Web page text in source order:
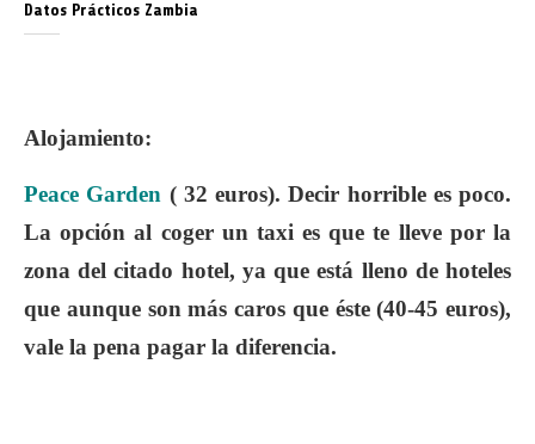
Datos Prácticos Zambia
Alojamiento:
Peace Garden ( 32 euros).Decir horrible es poco.
La opción al coger un taxi es que te lleve por la
zona del citado hotel, ya que está lleno de hoteles
que aunque son más caros que éste (40-45 euros),
vale la pena pagar la diferencia.